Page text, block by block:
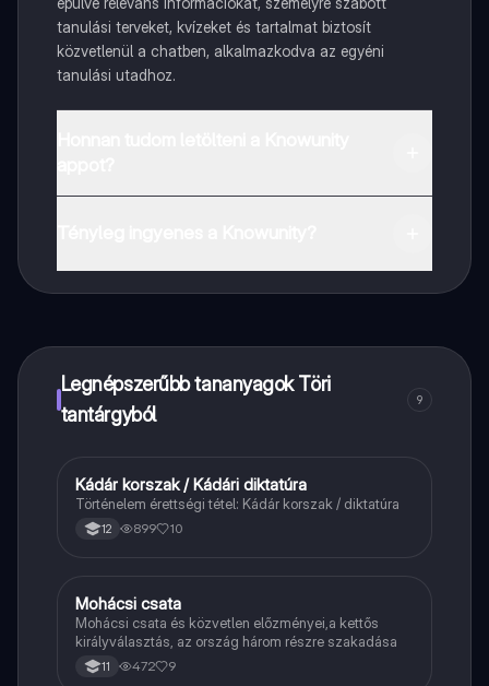
tanulási terveket, kvízeket és tartalmat biztosít
közvetlenül a chatben, alkalmazkodva az egyéni
tanulási utadhoz.
Legnépszerűbb tananyagok Töri
tantárgyból
9
Töri
Kádár korszak / Kádári diktatúra
Történelem érettségi tétel: Kádár korszak / diktatúra
12 899 10
Töri
Mohácsi csata
Mohácsi csata és közvetlen előzményei,a kettős
királyválasztás, az ország három részre szakadása
11 472 9